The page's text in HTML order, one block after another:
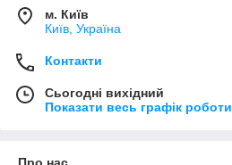
м. Київ
Київ, Україна
Контакти
Сьогодні вихідний
Показати весь графік роботи